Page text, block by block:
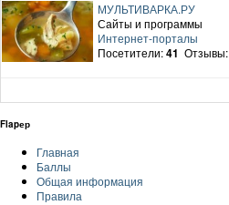
МУЛЬТИВАРКА.РУ
Сайты и программы
Интернет-порталы
Посетители:41 Отзывы:
Flapер
Главная
Баллы
Общая информация
Правила